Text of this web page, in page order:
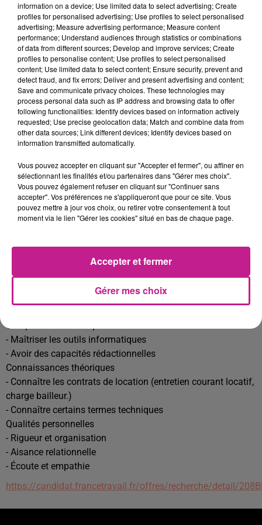
professionnels ou les entreprises
- Assurer les relations avec les prestaires externes
2.Traiter les sollicitations et les Bons de Travaux (BT)
- Assurer l'enregistrement et l'affectation des sollicitations et
apporter une réponse de 1er niveau
- Gestion des sollicitations
- Créer et gérer les Bons de Travaux (BT) jusqu'à la
facturation
- Programmer, préparer et vérifier la réalisation des journées
des correspondants techniques
auprès du magasin
3. Assurer la gestion des tâches administratives
- Assurer les tâches administratives courantes
- Commander les fournitures administratives
- Saisir les pré plaintes en ligne selon procédure sinistres
Bac Pro type secrétariat/administratif
Compétences techniques
- Maîtriser les outils informatiques
- Avoir des capacités rédactionnelles
Connaissances théoriques
- Connaître les contrats de location (entretien courant locatif,
charge bailleur.)
- Connaître certains termes techniques
Qualités personnelles
- Rigueur et organisation
- Aisance relationnelle
- Écoute et empathie
https://candidat.francetravail.fr/offres/recherche/detail/
information on a device; Use limited data to select advertising; Create
profiles for personalised advertising; Use profiles to select personalised
advertising; Measure advertising performance; Measure content
performance; Understand audiences through statistics or combinations
of data from different sources; Develop and improve services; Create
profiles to personalise content; Use profiles to select personalised
content; Use limited data to select content; Ensure security, prevent and
detect fraud, and fix errors; Deliver and present advertising and content;
Save and communicate privacy choices. These technologies may
process personal data such as IP address and browsing data to offer
following functionalities: Identify devices based on information actively
requested; Use precise geolocation data; Match and combine data from
other data sources; Link different devices; Identify devices based on
information transmitted automatically.
Vous pouvez accepter en cliquant sur "Accepter et fermer", ou affiner en
sélectionnant les finalités et/ou partenaires dans "Gérer mes choix".
Vous pouvez également refuser en cliquant sur "Continuer sans
accepter". Vos préférences ne s'appliqueront que pour ce site. Vous
pouvez mettre à jour vos choix, ou retirer votre consentement à tout
moment via le lien "Gérer les cookies" situé en bas de chaque page.
Gérer mes choix
Accepter et fermer